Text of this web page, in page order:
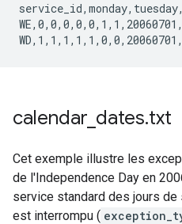
calendar dates.txt
Cet exemple illustre les
de l'Independence Day en
service standard des jours de
est interrompu (